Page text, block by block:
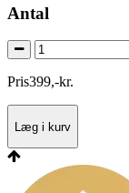
Antal
Pris399,-kr.
Læg i kurv